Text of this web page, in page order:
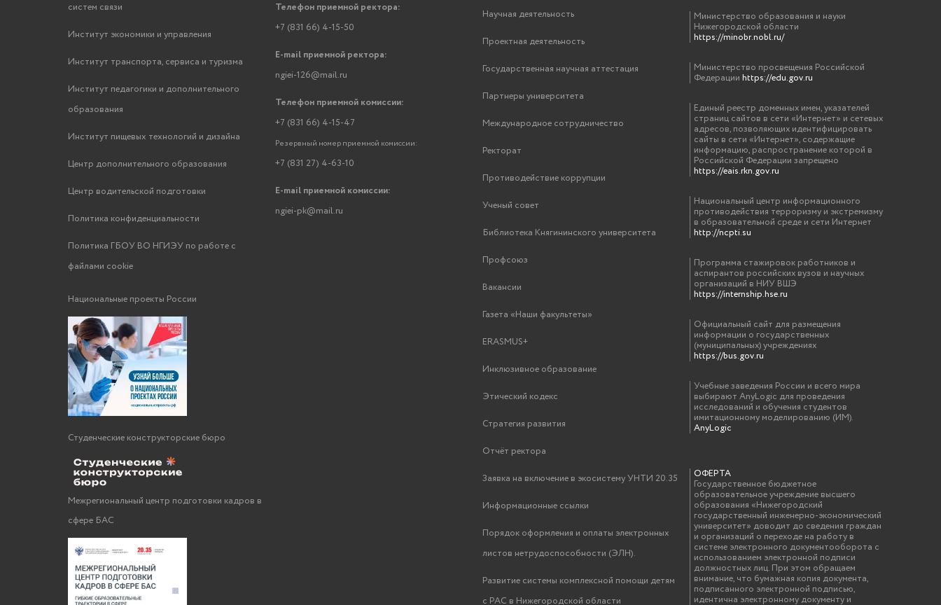
систем связи
Институт экономики и управления
Институт транспорта, сервиса и туризма
Институт педагогики и дополнительного
образования
Институт пищевых технологий и дизайна
Центр дополнительного образования
Центр водительской подготовки
Политика конфиденциальности
Политика ГБОУ ВО НГИЭУ по работе с
файлами cookie
Национальные проекты России
Студенческие конструкторские бюро
Межрегиональный центр подготовки кадров в
сфере БАС
Телефон приемной ректора:
+7 (831 66) 4-15-50
E-mail приемной ректора:
ngiei-126@mail.ru
Телефон приемной комиссии:
+7 (831 66) 4-15-47
Резервный номер приемной комиссии:
+7 (831 27) 4-63-10
E-mail приемной комиссии:
ngiei-pk@mail.ru
Научная деятельность
Проектная деятельность
Государственная научная аттестация
Партнеры университета
Международное сотрудничество
Ректорат
Противодействие коррупции
Ученый совет
Библиотека Княгининского университета
Профсоюз
Вакансии
Газета «Наши факультеты»
ERASMUS+
Инклюзивное образование
Этический кодекс
Стратегия развития
Отчёт ректора
Заявка на включение в экосистему УНТИ 20.35
Информационные ссылки
Порядок оформления и оплаты электронных
листов нетрудоспособности (ЭЛН).
Развитие системы комплексной помощи детям
с РАС в Нижегородской области
Министерство образования и науки
Нижегородской области
https://minobr.nobl.ru/
Министерство просвещения Российской
Федерации https://edu.gov.ru
Единый реестр доменных имен, указателей
страниц сайтов в сети «Интернет» и сетевых
адресов, позволяющих идентифицировать
сайты в сети «Интернет», содержащие
информацию, распространение которой в
Российской Федерации запрещено
https://eais.rkn.gov.ru
Национальный центр информационного
противодействия терроризму и экстремизму
в образовательной среде и сети Интернет
http://ncpti.su
Программа стажировок работников и
аспирантов российских вузов и научных
организаций в НИУ ВШЭ
https://internship.hse.ru
Официальный сайт для размещения
информации о государственных
(муниципальных) учреждениях
https://bus.gov.ru
Учебные заведения России и всего мира
выбирают AnyLogic для проведения
исследований и обучения студентов
имитационному моделированию (ИМ).
AnyLogic
ОФЕРТА
Государственное бюджетное
образовательное учреждение высшего
образования «Нижегородский
государственный инженерно-экономический
университет» доводит до сведения граждан
и организаций о переходе на работу в
системе электронного документооборота с
использованием электронной подписи
должностных лиц. При этом обращаем
внимание, что бумажная копия документа,
подписанного электронной подписью,
идентична электронному документу и